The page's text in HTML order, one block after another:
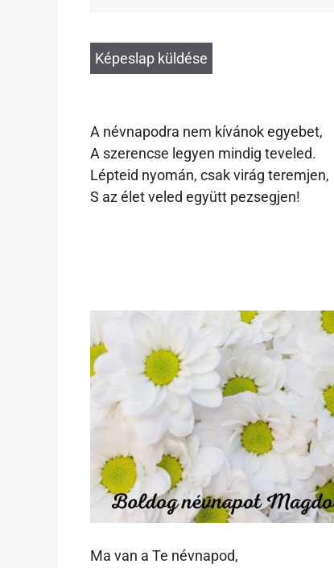
A névnapodra nem kívánok egyebet,
A szerencse legyen mindig teveled.
Lépteid nyomán, csak virág teremjen,
S az élet veled együtt pezsegjen!
Ma van a Te névnapod,